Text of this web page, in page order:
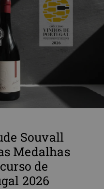
Souvall
Medalhas
de
2026